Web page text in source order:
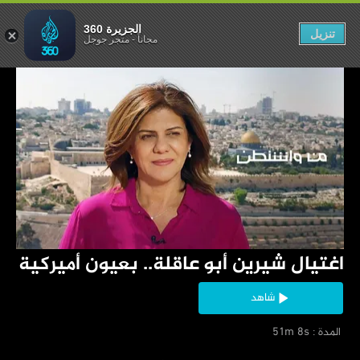
‏اغتيال شيرين أبو عاقلة.. بعيون أميركية
شاهد
‏ المدة : 51m 8s
بعيون أميركية
الجزيرة 360
مجاناً-متجر جوجل تنزيل